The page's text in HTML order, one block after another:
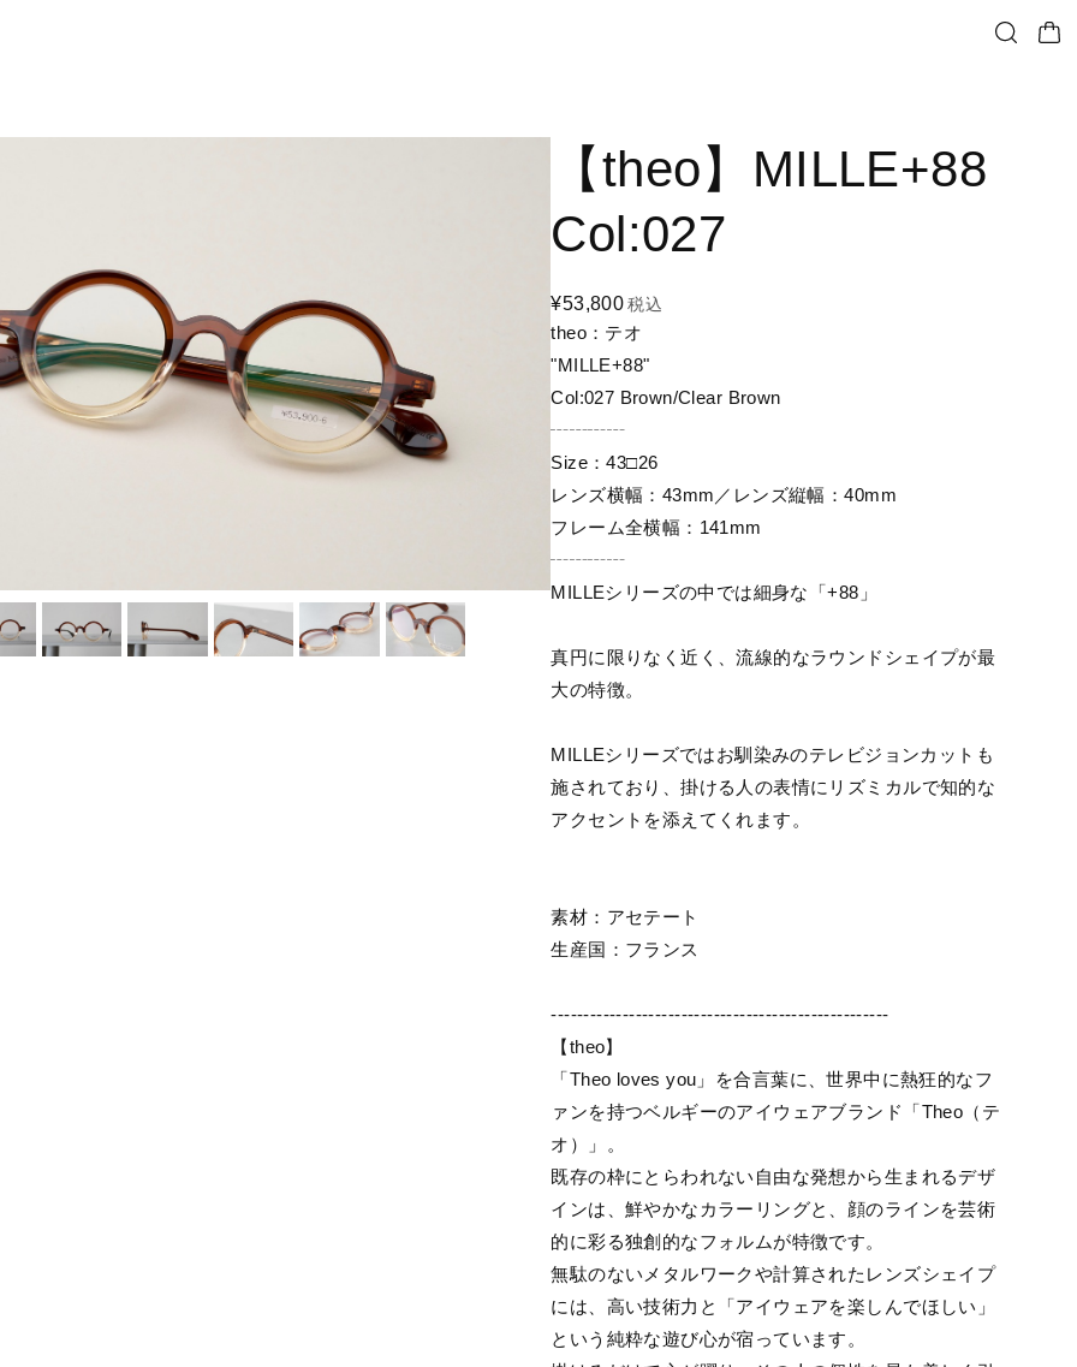
【theo】MILLE+88
Col:027
¥53,800 税込
theo：テオ
"MILLE+88"
Col:027 Brown/Clear Brown
┄┄┄┄
Size：43□26
レンズ横幅：43mm／レンズ縦幅：40mm
フレーム全横幅：141mm
┄┄┄┄
MILLEシリーズの中では細身な「+88」
真円に限りなく近く、流線的なラウンドシェイプが最
大の特徴。
MILLEシリーズではお馴染みのテレビジョンカットも
施されており、掛ける人の表情にリズミカルで知的な
アクセントを添えてくれます。
素材：アセテート
生産国：フランス
----------------------------------------------------
【theo】
「Theo loves you」を合言葉に、世界中に熱狂的なフ
ァンを持つベルギーのアイウェアブランド「Theo（テ
オ）」。
既存の枠にとらわれない自由な発想から生まれるデザ
インは、鮮やかなカラーリングと、顔のラインを芸術
的に彩る独創的なフォルムが特徴です。
無駄のないメタルワークや計算されたレンズシェイプ
には、高い技術力と「アイウェアを楽しんでほしい」
という純粋な遊び心が宿っています。